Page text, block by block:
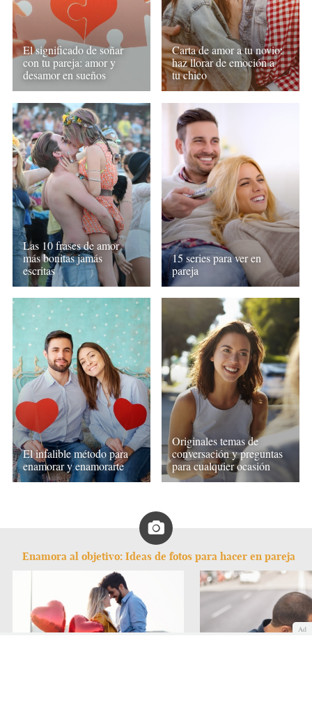
El significado de soñar
con tu pareja: amor y
desamor en sueños
Carta de amor a tu novio:
haz llorar de emoción a
tu chico
Las 10 frases de amor
más bonitas jamás
escritas
15 series para ver en
pareja
El infalible método para
enamorar y enamorarte
Originales temas de
conversación y preguntas
para cualquier ocasión
Enamora al objetivo: Ideas de fotos para hacer en pareja
Ad